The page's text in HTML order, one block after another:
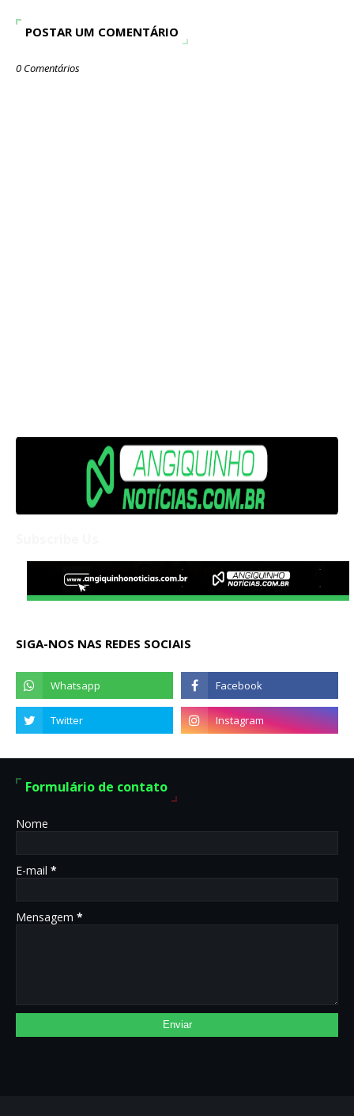
POSTAR UM COMENTÁRIO
0 Comentários
SIGA-NOS NAS REDES SOCIAIS
Formulário de contato
Nome
E-mail *
Mensagem *